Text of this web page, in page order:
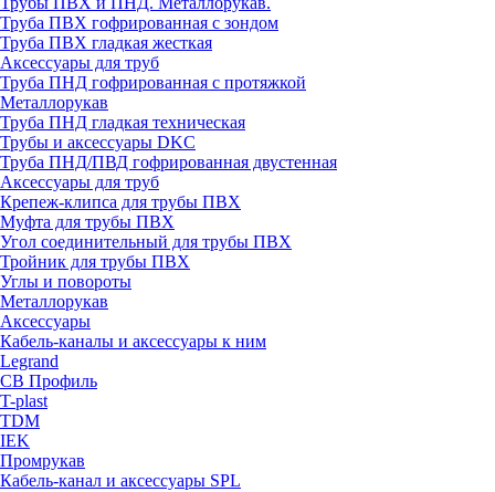
Труба ПВХ гофрированная с зондом
Труба ПВХ гладкая жесткая
Аксессуары для труб
Труба ПНД гофрированная с протяжкой
Металлорукав
Труба ПНД гладкая техническая
Трубы и аксессуары DKC
Труба ПНД/ПВД гофрированная двустенная
Аксессуары для труб
Крепеж-клипса для трубы ПВХ
Муфта для трубы ПВХ
Угол соединительный для трубы ПВХ
Тройник для трубы ПВХ
Углы и повороты
Металлорукав
Аксессуары
Кабель-каналы и аксессуары к ним
Legrand
СВ Профиль
T-plast
TDM
IEK
Промрукав
Кабель-канал и аксессуары SPL